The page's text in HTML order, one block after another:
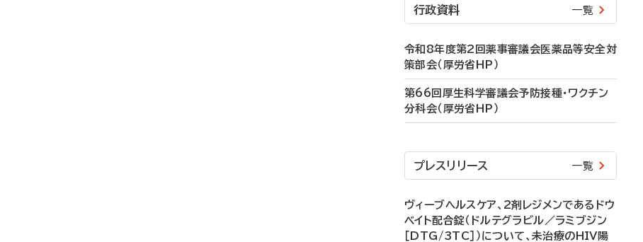
行政資料 一覧
令和8年度第2回薬事審議会医薬品等安全対
策部会（厚労省HP）
第66回厚生科学審議会予防接種・ワクチン
分科会（厚労省HP）
プレスリリース 一覧
ヴィーブヘルスケア、2剤レジメンであるドウ
ベイト配合錠（ドルテグラビル／ラミブジン
［DTG/3TC］）について、未治療のHIV陽